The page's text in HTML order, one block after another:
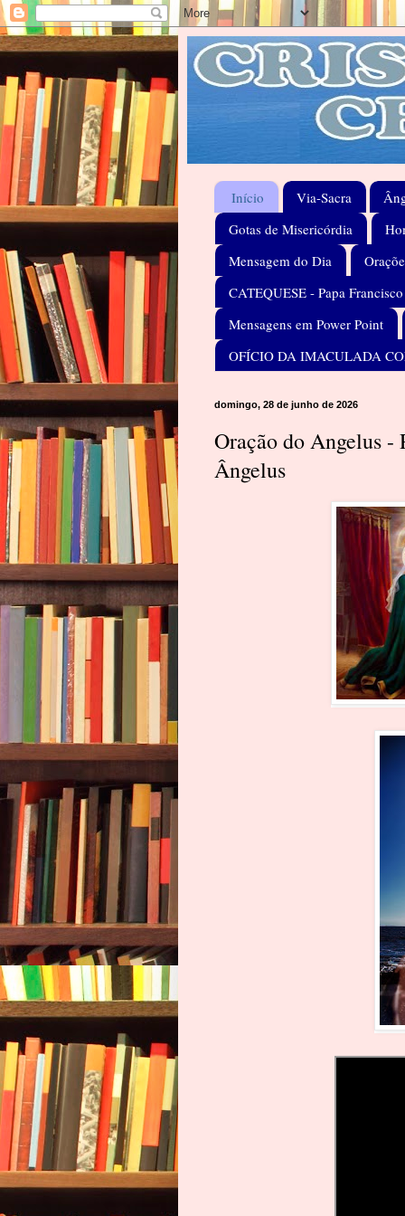
Início Via-Sacra
Gotas de Misericórdia
Mensagem do Dia
CATEQUESE - Papa Francisco
Mensagens em Power Point
OFÍCIO DA IMACULADA
domingo, 28 de junho de 2026
Oração do Angelus
Ângelus